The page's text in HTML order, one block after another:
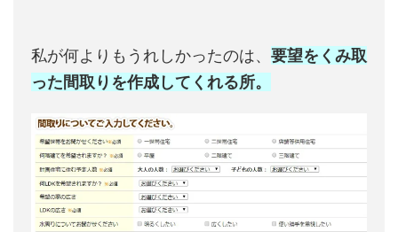
私が何よりもうれしかったのは、 要望をくみ取
った間取りを作成してくれる所。